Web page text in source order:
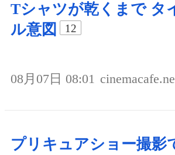
Tシャツが乾くまで タ
ル意図
12
08月07日 08:01
プリキュアショー撮影